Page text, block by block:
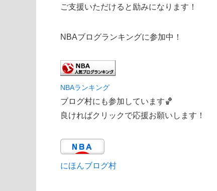
ご支援いただけると励みになります！
NBAブログランキングに参加中！
NBAランキング
ブログ村にも参加しています🏀
良ければクリックで応援お願いします！
にほんブログ村